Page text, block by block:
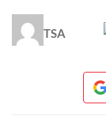
TSA